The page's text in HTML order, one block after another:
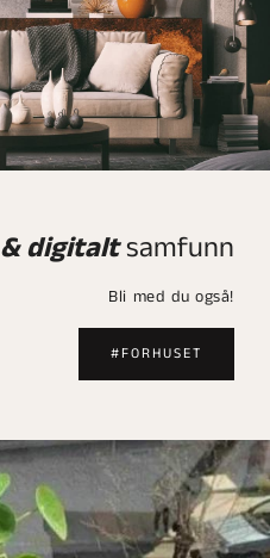
& digitaltsamfunn
Bli med du også!
#FORHUSET